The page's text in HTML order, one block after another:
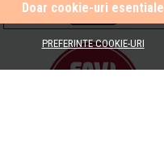
Doar cookie-uri esentiale
PREFERINTE COOKIE-URI